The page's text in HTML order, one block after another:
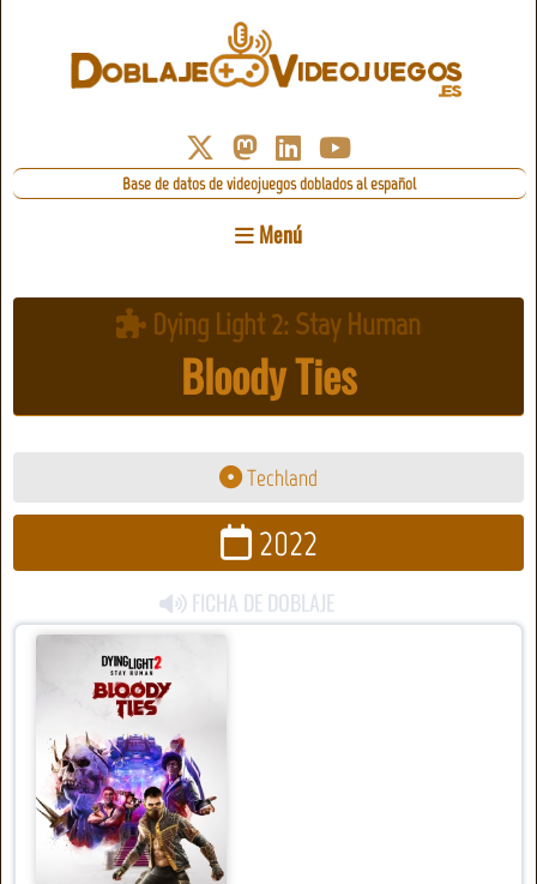
Base de datos de videojuegos doblados al español
Menú
Dying Light 2: Stay Human
Bloody Ties
Techland
2022
FICHA DE DOBLAJE